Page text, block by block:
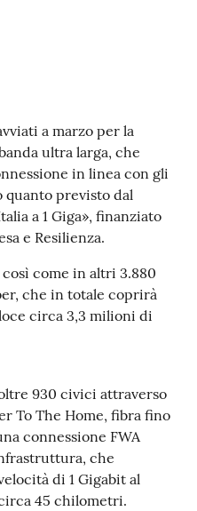
a marzo per la
ultra larga, che
in linea con gli
previsto dal
a 1 Giga», finanziato
e Resilienza.
come in altri 3.880
che in totale coprirà
circa 3,3 milioni di
930 civici attraverso
To The Home, fibra fino
connessione FWA
che
di 1 Gigabit al
45 chilometri.